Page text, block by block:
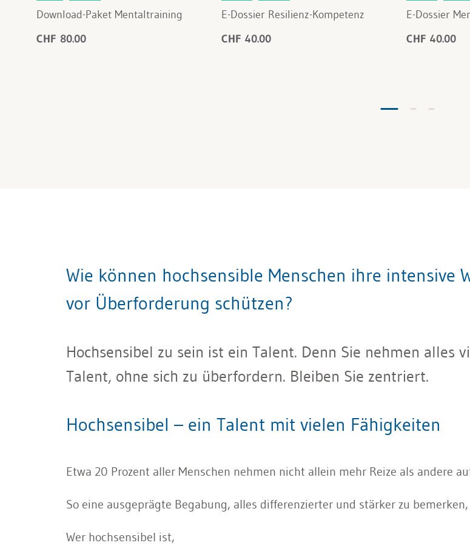
Download-Paket Mentaltraining
CHF 80.00
E-Dossier Resilienz-Kompetenz
CHF 40.00
E-Dossier
CHF 40.00
Wie können hochsensible Menschen ihre intensive
vor Überforderung schützen?
Hochsensibel zu sein ist ein Talent. Denn Sie nehmen alles
Talent, ohne sich zu überfordern. Bleiben Sie zentriert.
Hochsensibel – ein Talent mit vielen Fähigkeiten
Etwa 20 Prozent aller Menschen nehmen nicht allein mehr Reize als andere
So eine ausgeprägte Begabung, alles differenzierter und stärker zu
Wer hochsensibel ist,